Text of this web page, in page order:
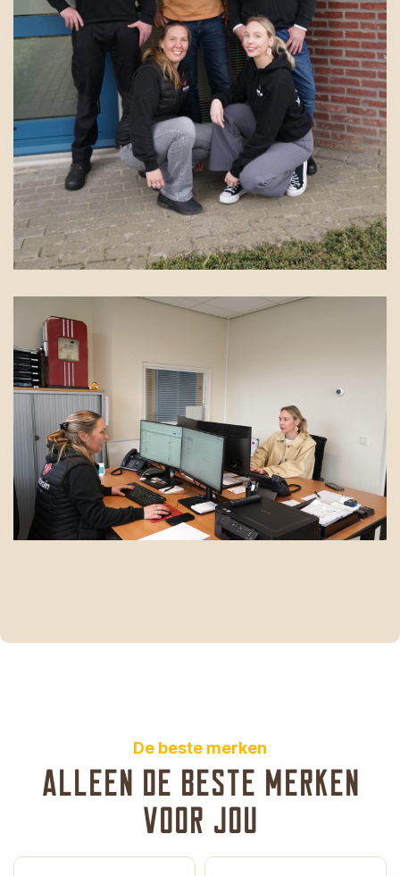
De beste merken
Alleen de beste merken
voor jou